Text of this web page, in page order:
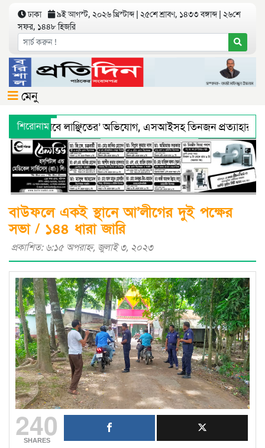
ঢাকা
৯ই আগস্ট, ২০২৬ খ্রিস্টাব্দ | ২৫শে শ্রাবণ, ১৪৩৩ বঙ্গাব্দ | ২৬শে
সফর, ১৪৪৮ হিজরি
মেনু
শিরোনাম
লাঞ্ছিতের’ অভিযোগ, এসআইসহ তিনজন প্রত্যাহার
মহাপরিচালকের হুশিয়ারী
বরিশালে শ্রমিকদের
বাউফলে একই স্থানে আ’লীগের দুই পক্ষের
সভা / ১৪৪ ধারা জারি
প্রকাশিত: ৬:১৫ অপরাহ্ণ, জুলাই ৩, ২০২৩
240
SHARES